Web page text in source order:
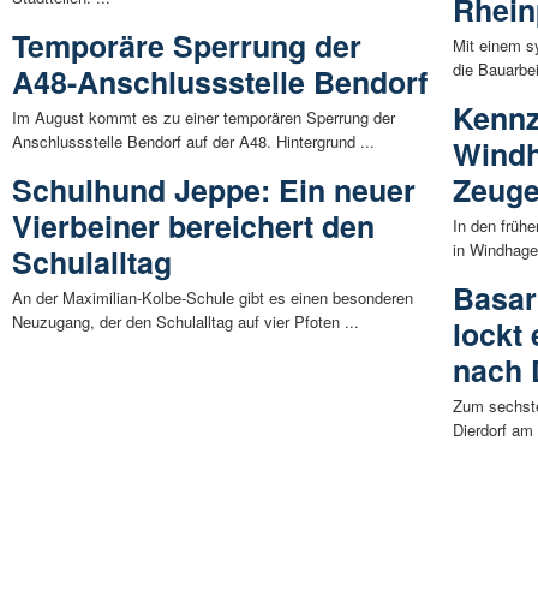
Temporäre Sperrung der
A48-Anschlussstelle Bendorf
Im August kommt es zu einer temporären Sperrung der
Anschlussstelle Bendorf auf der A48. Hintergrund ...
Schulhund Jeppe: Ein neuer
Vierbeiner bereichert den
Schulalltag
An der Maximilian-Kolbe-Schule gibt es einen besonderen
Neuzugang, der den Schulalltag auf vier Pfoten ...
Mit einem
die
In den
in
lockt
nach
Zum
Dierdorf